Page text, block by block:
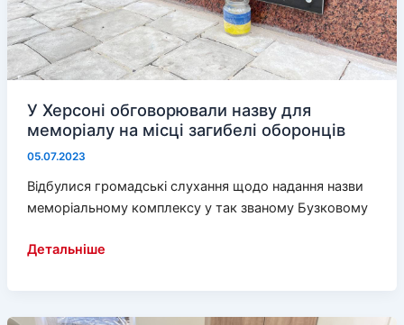
У Херсоні обговорювали назву для
меморіалу на місці загибелі оборонців
05.07.2023
Відбулися громадські слухання щодо надання назви
меморіальному комплексу у так званому Бузковому
У
назву
Детальніше